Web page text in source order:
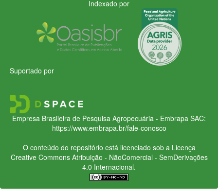
Indexado por
Suportado por
Empresa Brasileira de Pesquisa Agropecuária - Embrapa SAC:
https://www.embrapa.br/fale-conosco
O conteúdo do repositório está licenciado sob a Licença
Creative CommonsAtribuição - NãoComercial - SemDerivações
4.0 Internacional.